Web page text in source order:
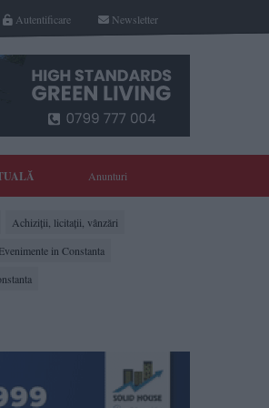
Newsletter
Autentificare
Anunturi
Achiziții, licitații, vânzări
Evenimente in Constanta